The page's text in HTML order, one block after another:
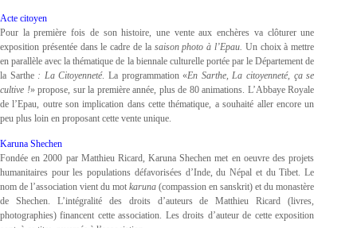
Acte citoyen
Pour la première fois de son histoire, une vente aux enchères va clôturer une
exposition présentée dans le cadre de la saison photo à l’Epau. Un choix à mettre
en parallèle avec la thématique de la biennale culturelle portée par le Département de
la Sarthe : La Citoyenneté. La programmation «En Sarthe, La citoyenneté, ça se
cultive !» propose, sur la première année, plus de 80 animations. L’Abbaye Royale
de l’Epau, outre son implication dans cette thématique, a souhaité aller encore un
peu plus loin en proposant cette vente unique.
Karuna Shechen
Fondée en 2000 par Matthieu Ricard, Karuna Shechen met en oeuvre des projets
humanitaires pour les populations défavorisées d’Inde, du Népal et du Tibet. Le
nom de l’association vient du motkaruna(compassion en sanskrit) et du monastère
de Shechen. L’intégralité des droits d’auteurs de Matthieu Ricard (livres,
photographies) financent cette association. Les droits d’auteur de cette exposition